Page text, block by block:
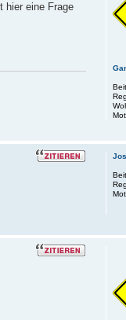
hier eine Frage